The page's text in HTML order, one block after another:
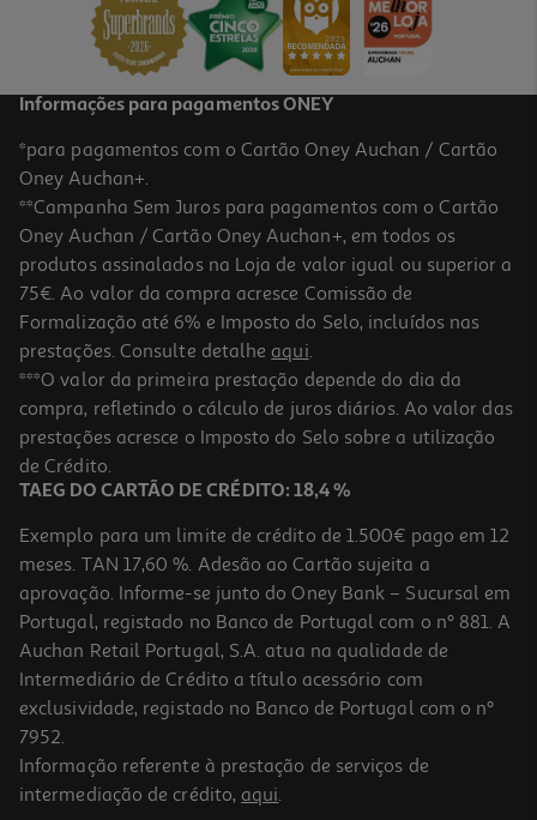
Pilhas Cr2025 Premium Auchan Litio 4 Unidades
4.99 €/un
4,99 €
Pilhas Botão Premium Auchan Litio Sortidas 10 Unidades
Informações para pagamentos ONEY
*para pagamentos com o Cartão Oney Auchan / Cartão
Oney Auchan+.
**Campanha Sem Juros para pagamentos com o Cartão
Oney Auchan / Cartão Oney Auchan+, em todos os
produtos assinalados na Loja de valor igual ou superior a
75€. Ao valor da compra acresce Comissão de
Formalização até 6% e Imposto do Selo, incluídos nas
prestações. Consulte detalhe aqui.
***O valor da primeira prestação depende do dia da
compra, refletindo o cálculo de juros diários. Ao valor das
prestações acresce o Imposto do Selo sobre a utilização
de Crédito.
TAEG DO CARTÃO DE CRÉDITO: 18,4 %
Exemplo para um limite de crédito de 1.500€ pago em 12
meses. TAN 17,60 %. Adesão ao Cartão sujeita a
aprovação. Informe-se junto do Oney Bank – Sucursal em
Portugal, registado no Banco de Portugal com o nº 881. A
Auchan Retail Portugal, S.A. atua na qualidade de
Intermediário de Crédito a título acessório com
exclusividade, registado no Banco de Portugal com o nº
7952.
Informação referente à prestação de serviços de
intermediação de crédito, aqui.